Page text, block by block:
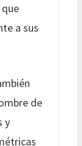
a sus
de
y